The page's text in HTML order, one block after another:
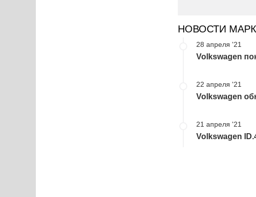
НОВОСТИ
28 апреля '21
Volkswagen
22 апреля '21
Volkswagen
21 апреля '21
Volkswagen